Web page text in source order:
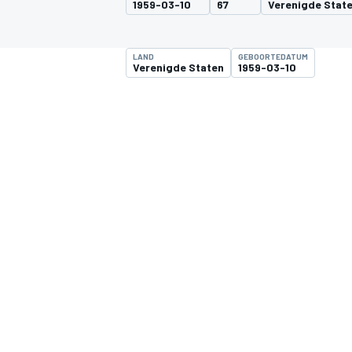
1959-03-10 67 Verenigde
LAND
Verenigde Staten
GEBOORTEDATUM
1959-03-10